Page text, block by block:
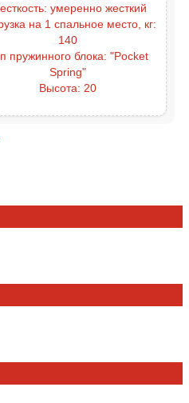
умеренно жесткий
на 1 спальное место, кг:
140
пружинного блока:"Pocket
Spring"
Высота: 20